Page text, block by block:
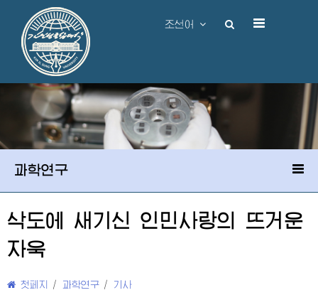
조선어
과학연구
삭도에 새기신 인민사랑의 뜨거운
자욱
첫페지 / 과학연구 / 기사